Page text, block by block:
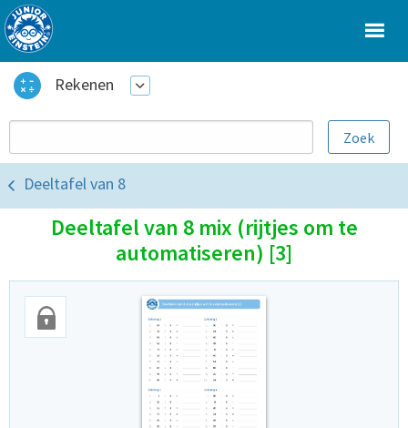
Rekenen
Deeltafel van 8
Deeltafel van 8 mix (rijtjes om te
automatiseren) [3]